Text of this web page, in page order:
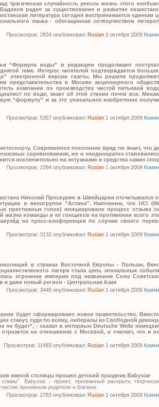
трагическая случайность унесла жизнь этого
радел за существование и развитие
литература сегодня воспринимается
языка - обогащенная сотворчеством
Просмотров: 2834 опубликовал:Ruslan 1 октября 2009
“Формула воды” в редакцию продолжают
теме. Интерес читателей подтверждается
электронной версии газеты. Мы решили
представительства в Москве акционерного
компании по производству чистой питьевой
по воде, знает об этой стихии почти все.
“формулу” и за это уникальное изобретение
Просмотров: 5357 опубликовал:Ruslan 1 октября 2009
Современное поколение вряд ли знает, что
соревнованиях, но и неоднократно
исключительно на энтузиазме и средства самих
Просмотров: 2394 опубликовал:Ruslan 1 октября 2009
Николай Проскурин в Швейцарии отсчитывался
в велогруппе “Астана”. Напомним, что UCI
престижных гонок) инициировали процесс отзыва
команды и ее гонщиков на протяжении всего
на пресс-конференции по случаю своего
Просмотров: 3132 опубликовал:Ruslan 1 октября 2009
в странах Восточной Европы - Польше,
лагеря стала цепь эпохальных
огромная империя под названием Союз
и даже новый регион - Центральная Азия
Просмотров: 3440 опубликовал:Ruslan 1 октября 2009
будет сформировано новое правительство.
станут, судя по всему, либералы из Свободной
будет”, - сказал в интервью Deutsche Welle
на отношениях с Москвой, и считает, что и
Просмотров: 11483 опубликовал:Ruslan 1 октября 2009
южной столицы прошел детский праздник Babystar
Babystar - проект, призванный раскрыть
принимали родители и близкие.
Просмотров: 2783 опубликовал:Ruslan 1 октября 2009